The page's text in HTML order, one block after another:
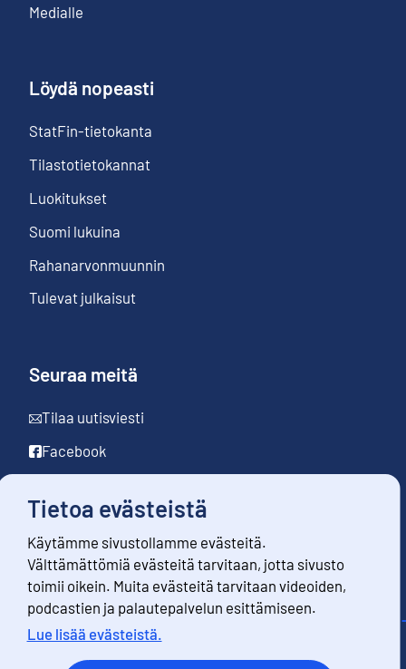
Tietoa evästeistä
Käytämme sivustollamme evästeitä.
Välttämättömiä evästeitä tarvitaan, jotta sivusto
toimii oikein. Muita evästeitä tarvitaan videoiden,
podcastien ja palautepalvelun esittämiseen.
Lue lisää evästeistä.
Medialle
Löydä nopeasti
StatFin-tietokanta
Tilastotietokannat
Luokitukset
Suomi lukuina
Rahanarvonmuunnin
Tulevat julkaisut
Seuraa meitä
Tilaa uutisviesti
Facebook
YouTube
Instagram